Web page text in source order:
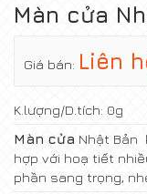
Màn cửa
Giá bán: Liên
K.lượng/D.tích: 0g
Màn cửa Nhật Bản
hợp với hoạ tiết
phần sang trọng, nhẹ